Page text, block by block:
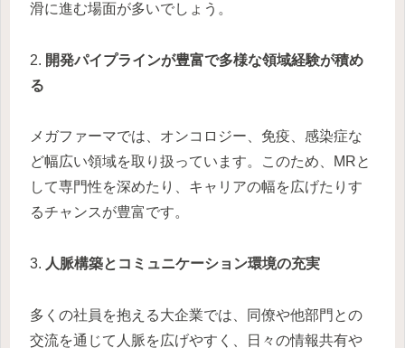
滑に進む場面が多いでしょう。
2. 開発パイプラインが豊富で多様な領域経験が積め
る
メガファーマでは、オンコロジー、免疫、感染症な
ど幅広い領域を取り扱っています。このため、MRと
して専門性を深めたり、キャリアの幅を広げたりす
るチャンスが豊富です。
3. 人脈構築とコミュニケーション環境の充実
多くの社員を抱える大企業では、同僚や他部門との
交流を通じて人脈を広げやすく、日々の情報共有や